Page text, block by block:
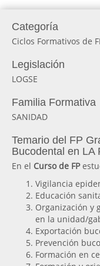
Categoría
Ciclos Formativos de
Legislación
LOGSE
Familia Formativa
SANIDAD
Temario del FP
Bucodental en LA
En el Curso de FP
Vigilancia
Educación
Organización y
en la unidad/
Exportación
Prevención
Formación en